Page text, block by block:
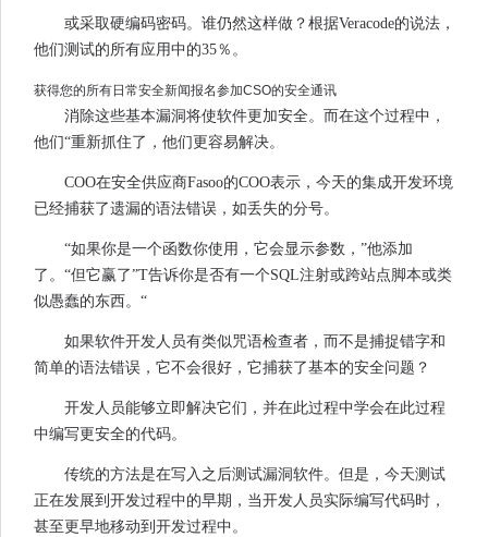
或采取硬编码密码。谁仍然这样做？根据Veracode的说法，
他们测试的所有应用中的35％。
获得您的所有日常安全新闻报名参加CSO的安全通讯
消除这些基本漏洞将使软件更加安全。而在这个过程中，
他们“重新抓住了，他们更容易解决。
COO在安全供应商Fasoo的COO表示，今天的集成开发环境
已经捕获了遗漏的语法错误，如丢失的分号。
“如果你是一个函数你使用，它会显示参数，”他添加
了。“但它赢了”T告诉你是否有一个SQL注射或跨站点脚本或类
似愚蠢的东西。“
如果软件开发人员有类似咒语检查者，而不是捕捉错字和
简单的语法错误，它不会很好，它捕获了基本的安全问题？
开发人员能够立即解决它们，并在此过程中学会在此过程
中编写更安全的代码。
传统的方法是在写入之后测试漏洞软件。但是，今天测试
正在发展到开发过程中的早期，当开发人员实际编写代码时，
甚至更早地移动到开发过程中。